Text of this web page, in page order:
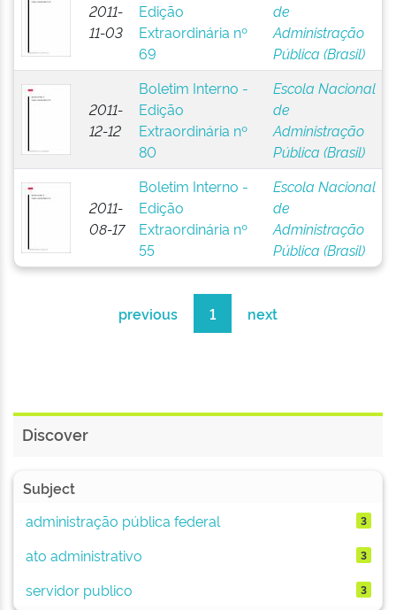
2011-
11-03
Edição
Extraordinária nº
69
de
Administração
Pública (Brasil)
2011-
12-12
Boletim Interno -
Edição
Extraordinária nº
80
Escola Nacional
de
Administração
Pública (Brasil)
2011-
08-17
Boletim Interno -
Edição
Extraordinária nº
55
Escola Nacional
de
Administração
Pública (Brasil)
previous 1 next
Discover
Subject
administração pública federal
3
ato administrativo 3
servidor publico 3